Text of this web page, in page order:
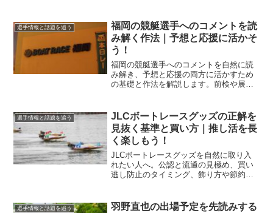
選手情報と話題を追う
福岡の競艇選手へのコメントを読
み解く作法｜予想と応援に活かそ
う！
福岡の競艇選手へのコメントを自然に読
み解き、予想と応援の両方に活かすため
の基礎と作法を解説します。前検や展示
ます。
選手情報と話題を追う
JLCボートレースグッズの正解を
見抜く基準と買い方｜推し活を長
く楽しもう！
JLCボートレースグッズを自然に取り入
れたい人へ。公認と流通の見極め、買い
逃し防止のタイミング、飾り方や節約術
す。
選手情報と話題を追う
羽野直也の出場予定を先読みする